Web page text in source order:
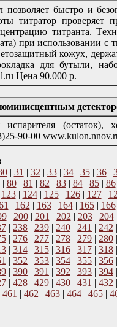
быстро и
титратор проверяет
титранта.
при использовании
кожух,
для бутыли,
Цена 90.000 р.
(остаток),
90-00
| 31 | 32 | 33| 34| 35| 36|
| 80| 81 | 82 | 83| 84| 85| 86
123| 124| 125| 126| 127|
| 162 | 163| 164| 165| 166
| 200| 201 | 202 | 203| 204|
| 238 | 239 | 240 | 241 | 242 |
| 276 | 277 | 278 | 279 | 280 |
| 314| 315| 316| 317| 318|
| 352 | 353 | 354 | 355 | 356 |
| 390 | 391 | 392 | 393 | 394 |
| 428| 429| 430| 431 | 432 |
461 | 462 | 463| 464| 465|